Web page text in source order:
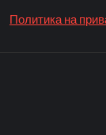
Политика на